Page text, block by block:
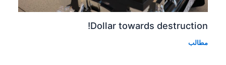
Dollar towards destruction!
مطالب